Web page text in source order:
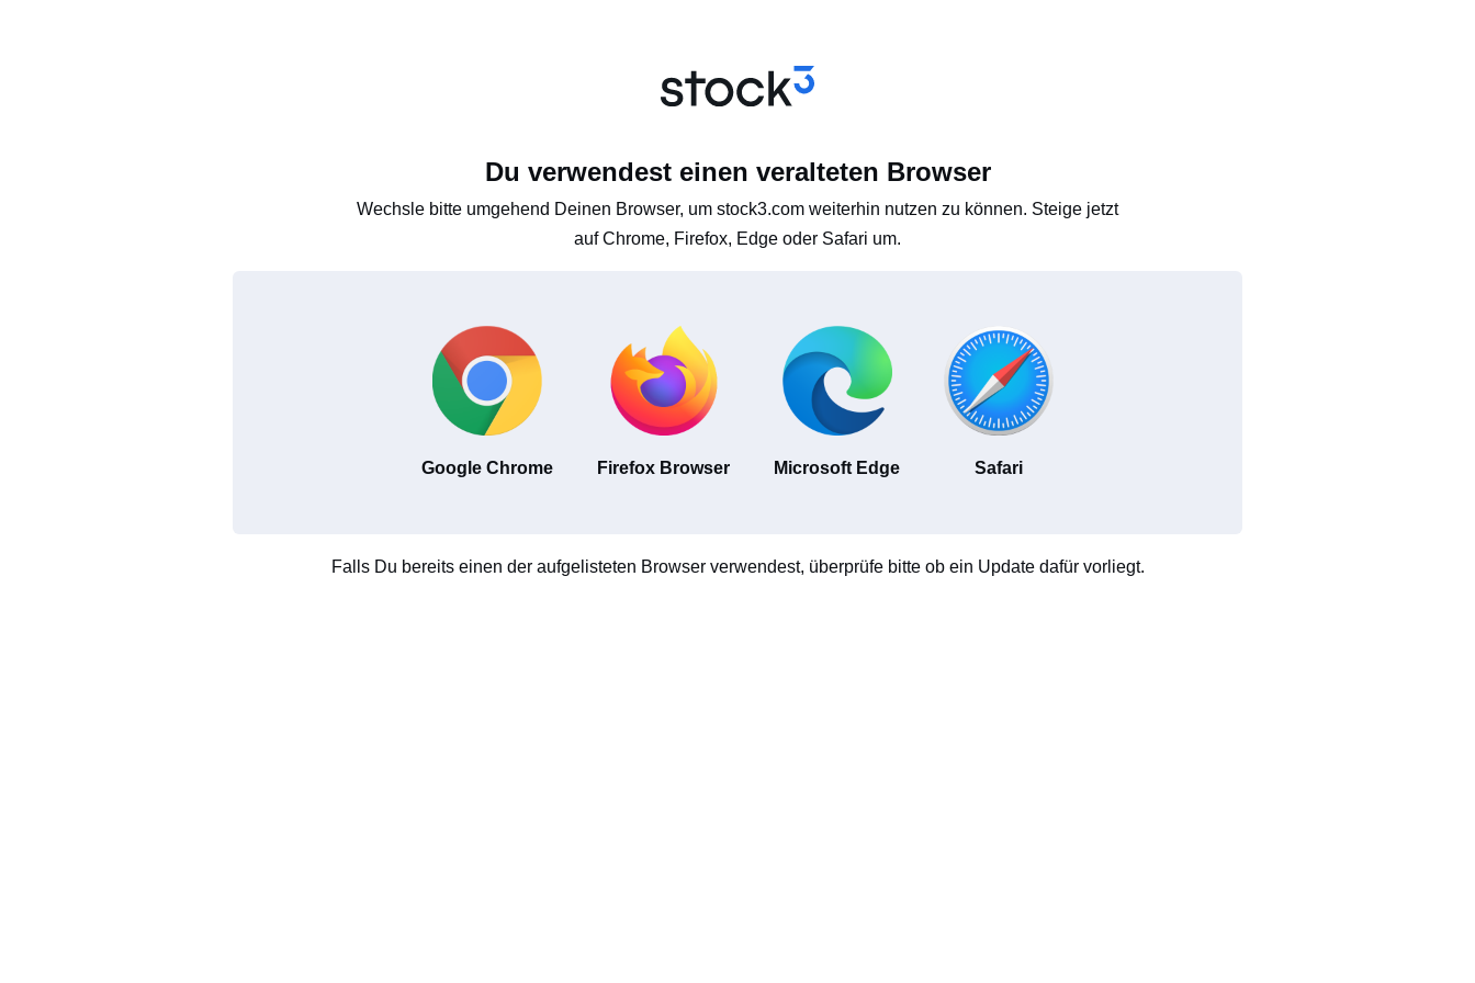
Du verwendest einen veralteten Browser
Wechsle bitte umgehend Deinen Browser, um stock3.com weiterhin nutzen zu können. Steige jetzt
auf Chrome, Firefox, Edge oder Safari um.
Google Chrome Firefox Browser Microsoft Edge Safari
Falls Du bereits einen der aufgelisteten Browser verwendest, überprüfe bitte ob ein Update dafür vorliegt.